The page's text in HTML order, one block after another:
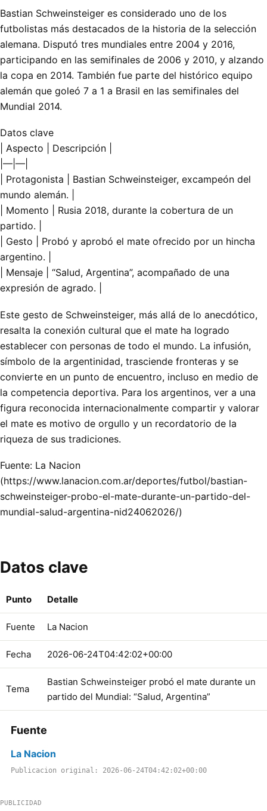
Bastian Schweinsteiger es considerado uno de los
futbolistas más destacados de la historia de la selección
alemana. Disputó tres mundiales entre 2004 y 2016,
participando en las semifinales de 2006 y 2010, y alzando
la copa en 2014. También fue parte del histórico equipo
alemán que goleó 7 a 1 a Brasil en las semifinales del
Mundial 2014.
Datos clave
| Aspecto | Descripción |
|—|—|
| Protagonista | Bastian Schweinsteiger, excampeón del
mundo alemán. |
| Momento | Rusia 2018, durante la cobertura de un
partido. |
| Gesto | Probó y aprobó el mate ofrecido por un hincha
argentino. |
| Mensaje | “Salud, Argentina”, acompañado de una
expresión de agrado. |
Este gesto de Schweinsteiger, más allá de lo anecdótico,
resalta la conexión cultural que el mate ha logrado
establecer con personas de todo el mundo. La infusión,
símbolo de la argentinidad, trasciende fronteras y se
convierte en un punto de encuentro, incluso en medio de
la competencia deportiva. Para los argentinos, ver a una
figura reconocida internacionalmente compartir y valorar
el mate es motivo de orgullo y un recordatorio de la
riqueza de sus tradiciones.
Fuente: La Nacion
(https://www.lanacion.com.ar/deportes/futbol/bastian-
schweinsteiger-probo-el-mate-durante-un-partido-del-
mundial-salud-argentina-nid24062026/)
Datos clave
Punto Detalle
Fuente La Nacion
Fecha 2026-06-24T04:42:02+00:00
Tema
Bastian Schweinsteiger probó el mate durante un
partido del Mundial: “Salud, Argentina”
Fuente
La Nacion
Publicacion original: 2026-06-24T04:42:02+00:00
PUBLICIDAD